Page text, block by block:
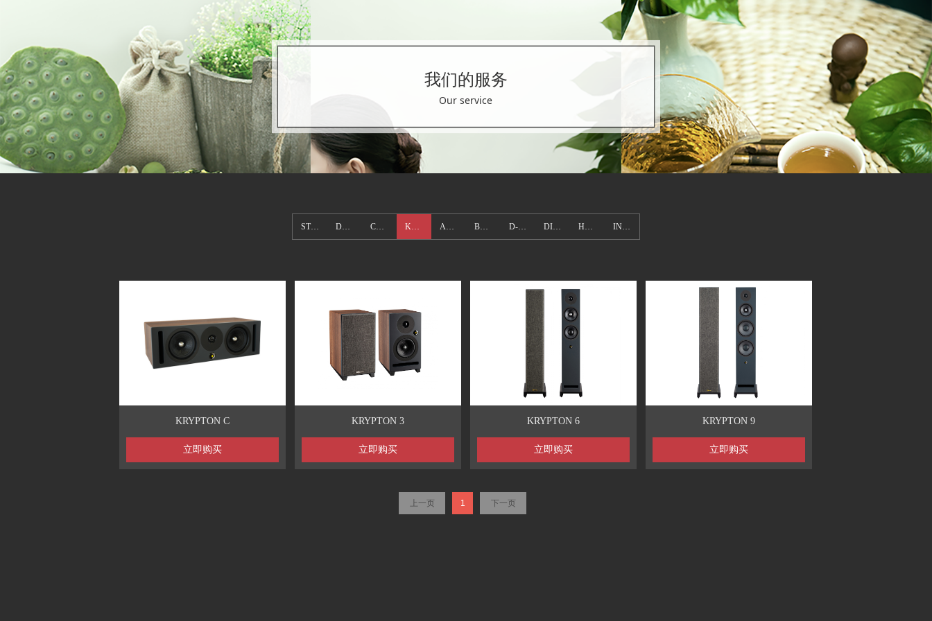
我们的服务
Our service
STELLAR DREAM COURBET KRYPTON ARIANE BALTHUS D-MAX DISCOVERY HERA IN WALL
KRYPTON C
立即购买
KRYPTON 3
立即购买
KRYPTON 6
立即购买
KRYPTON 9
立即购买
上一页 1 下一页